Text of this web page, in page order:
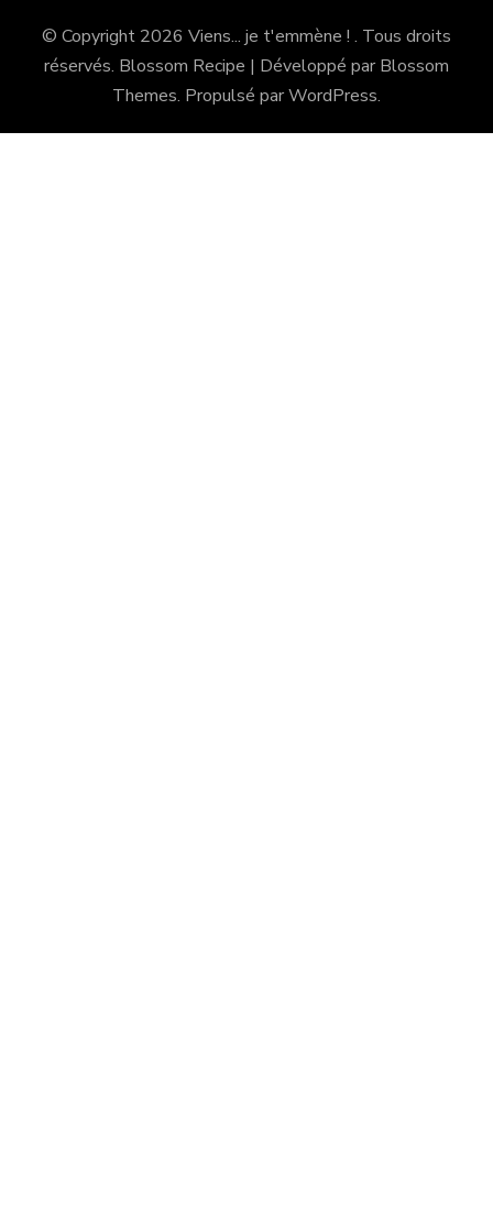
© Copyright 2026 Viens... je t'emmène ! . Tous droits
réservés. Blossom Recipe | Développé par Blossom
Themes. Propulsé parWordPress.